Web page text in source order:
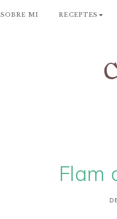
SOBRE MI RECEPTES
Flam